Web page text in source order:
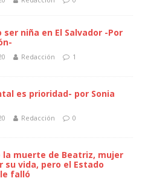
ser niña en El Salvador -Por
Redacción 1
es prioridad- por Sonia
Redacción 0
la muerte de Beatriz, mujer
su vida, pero el Estado
falló